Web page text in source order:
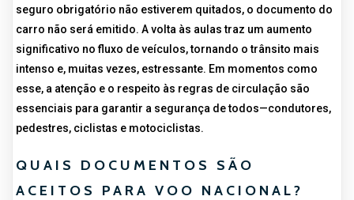
seguro obrigatório não estiverem quitados, o documento do
carro não será emitido. A volta às aulas traz um aumento
significativo no fluxo de veículos, tornando o trânsito mais
intenso e, muitas vezes, estressante. Em momentos como
esse, a atenção e o respeito às regras de circulação são
essenciais para garantir a segurança de todos—condutores,
pedestres, ciclistas e motociclistas.
QUAIS DOCUMENTOS SÃO
ACEITOS PARA VOO NACIONAL?